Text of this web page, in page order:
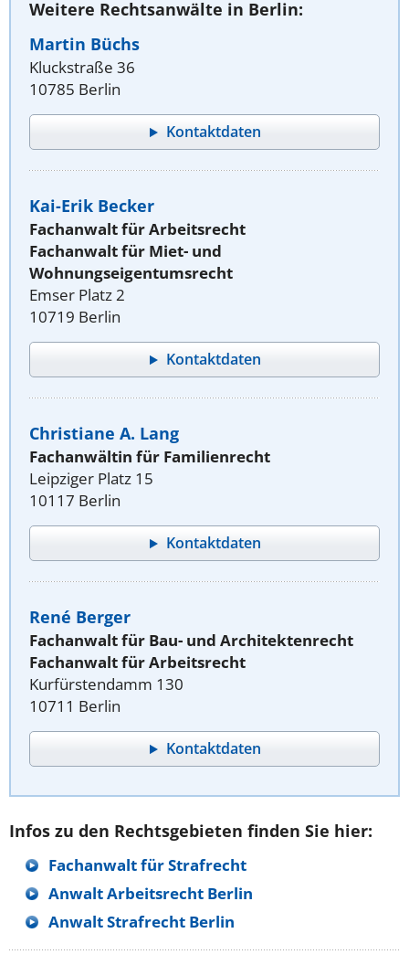
Weitere Rechtsanwälte in Berlin:
Martin Büchs
Kluckstraße 36
10785 Berlin
Kontaktdaten
Kai-Erik Becker
Fachanwalt für Arbeitsrecht
Fachanwalt für Miet- und
Wohnungseigentumsrecht
Emser Platz 2
10719 Berlin
Kontaktdaten
Christiane A. Lang
Fachanwältin für Familienrecht
Leipziger Platz 15
10117 Berlin
Kontaktdaten
René Berger
Fachanwalt für Bau- und Architektenrecht
Fachanwalt für Arbeitsrecht
Kurfürstendamm 130
10711 Berlin
Kontaktdaten
Infos zu den Rechtsgebieten finden Sie hier:
Fachanwalt für Strafrecht
Anwalt Arbeitsrecht Berlin
Anwalt Strafrecht Berlin